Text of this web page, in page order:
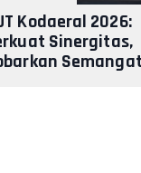
Kodaeral 2026:
Sinergitas,